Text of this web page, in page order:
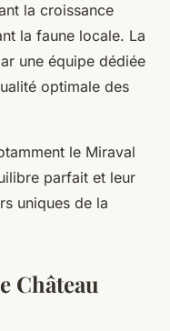
la croissance
la faune locale. La
une équipe dédiée
optimale des
le Miraval
parfait et leur
uniques de la
Château